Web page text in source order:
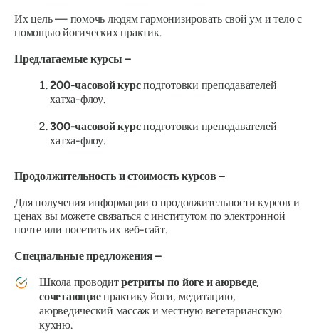
Их цель — помочь людям гармонизировать свой ум и тело с
помощью йогических практик.
Предлагаемые курсы –
200-часовой курсподготовки преподавателей
хатха-флоу.
300-часовой курсподготовки преподавателей
хатха-флоу.
Продолжительность и стоимость курсов –
Для получения информации о продолжительности курсов и
ценах вы можете связаться с институтом по электронной
почте или посетить их веб-сайт.
Специальные предложения –
Школа проводитретриты по йоге и аюрведе,
сочетающиепрактику йоги, медитацию,
аюрведический массаж и местную вегетарианскую
кухню.